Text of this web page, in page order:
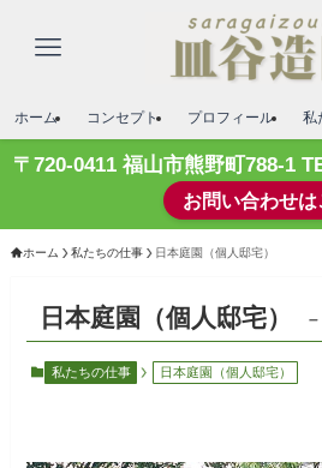
ホーム コンセプト プロフィール 私
〒720-0411 福山市熊野町788-1
お問い合わせは
ホーム 私たちの仕事 日本庭園（個人邸宅）
日本庭園（個人邸宅）
私たちの仕事 日本庭園（個人邸宅）